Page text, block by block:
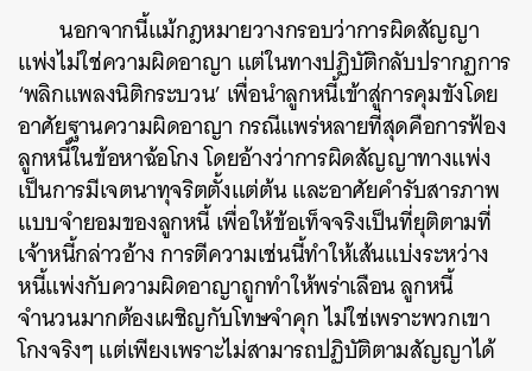
นอกจากนี้แม้กฎหมายวางกรอบว่าการผิดสัญญา
แพ่งไม่ใช่ความผิดอาญา แต่ในทางปฏิบัติกลับปรากฏการ
‘พลิกแพลงนิติกระบวน’ เพื่อนำลูกหนี้เข้าสู่การคุมขังโดย
อาศัยฐานความผิดอาญา กรณีแพร่หลายที่สุดคือการฟ้อง
ลูกหนี้ในข้อหาฉ้อโกง โดยอ้างว่าการผิดสัญญาทางแพ่ง
เป็นการมีเจตนาทุจริตตั้งแต่ต้น และอาศัยคำรับสารภาพ
แบบจำยอมของลูกหนี้ เพื่อให้ข้อเท็จจริงเป็นที่ยุติตามที่
เจ้าหนี้กล่าวอ้าง การตีความเช่นนี้ทำให้เส้นแบ่งระหว่าง
หนี้แพ่งกับความผิดอาญาถูกทำให้พร่าเลือน ลูกหนี้
จำนวนมากต้องเผชิญกับโทษจำคุก ไม่ใช่เพราะพวกเขา
โกงจริงๆ แต่เพียงเพราะไม่สามารถปฏิบัติตามสัญญาได้